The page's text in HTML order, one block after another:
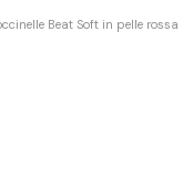
Beat Soft in pelle rossa